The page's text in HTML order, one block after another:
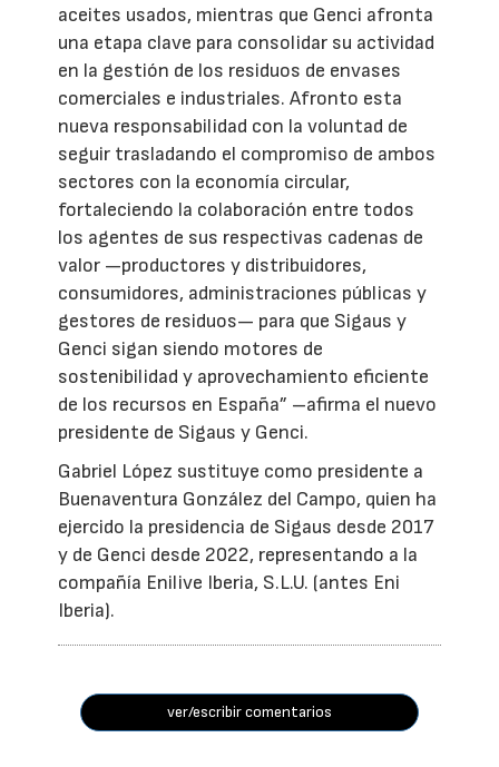
aceites usados, mientras que Genci afronta
una etapa clave para consolidar su actividad
en la gestión de los residuos de envases
comerciales e industriales. Afronto esta
nueva responsabilidad con la voluntad de
seguir trasladando el compromiso de ambos
sectores con la economía circular,
fortaleciendo la colaboración entre todos
los agentes de sus respectivas cadenas de
valor —productores y distribuidores,
consumidores, administraciones públicas y
gestores de residuos— para que Sigaus y
Genci sigan siendo motores de
sostenibilidad y aprovechamiento eficiente
de los recursos en España” –afirma el nuevo
presidente de Sigaus y Genci.
Gabriel López sustituye como presidente a
Buenaventura González del Campo, quien ha
ejercido la presidencia de Sigaus desde 2017
y de Genci desde 2022, representando a la
compañía Enilive Iberia, S.L.U. (antes Eni
Iberia).
ver/escribir comentarios